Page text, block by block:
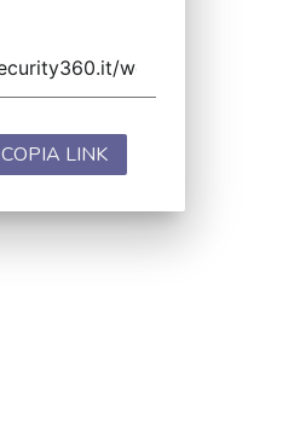
COPIA LINK